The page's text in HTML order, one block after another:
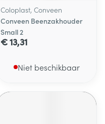
Coloplast, Conveen
Conveen Beenzakhouder
Small 2
€ 13,31
Niet beschikbaar